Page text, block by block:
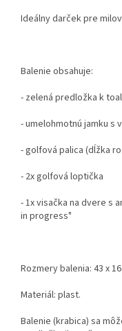
Ideálny darček pre
Balenie obsahuje:
- zelená predložka k
- umelohmotnú jamku s
- golfová palica (dĺžka
- 2x golfová loptička
- 1x visačka na dvere s
in progress"
Rozmery balenia: 43 x
Materiál: plast.
Balenie (krabica) sa